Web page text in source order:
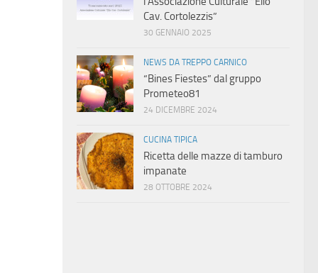
Cav. Cortolezzis”
30 GENNAIO 2025
NEWS DA TREPPO CARNICO
“Bines Fiestes” dal gruppo
Prometeo81
24 DICEMBRE 2024
CUCINA TIPICA
Ricetta delle mazze di tamburo
impanate
28 OTTOBRE 2024